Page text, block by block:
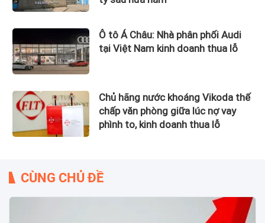
Ô tô Á Châu: Nhà phân phối Audi
tại Việt Nam kinh doanh thua lỗ
Chủ hãng nước khoáng Vikoda thế
chấp văn phòng giữa lúc nợ vay
phình to, kinh doanh thua lỗ
CÙNG CHỦ ĐỀ